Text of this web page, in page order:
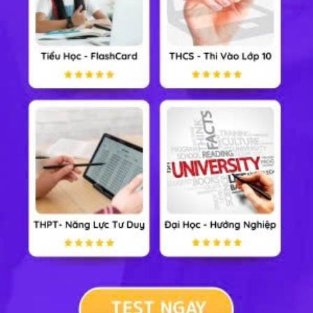
Lớp 5
Xem nhiều nhất tuần
Lớp 6
Lớp 7
Lớp 9
Lớp 10
Lớp 11
Lớp 12
Đại Học
TẢI ỨNG DỤNG HỌC247
Hotline: 0973 686 401
Thỏa thuận sử dụng